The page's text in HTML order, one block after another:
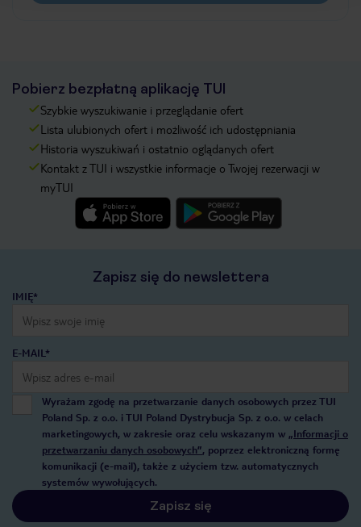
Pobierz bezpłatną aplikację TUI
Szybkie wyszukiwanie i przeglądanie ofert
Lista ulubionych ofert i możliwość ich udostępniania
Historia wyszukiwań i ostatnio oglądanych ofert
Kontakt z TUI i wszystkie informacje o Twojej rezerwacji w
myTUI
Zapisz się do newslettera
IMIĘ*
E-MAIL*
Wyrażam zgodę na przetwarzanie danych osobowych przez TUI
Poland Sp. z o.o. i TUI Poland Dystrybucja Sp. z o.o. w celach
marketingowych, w zakresie oraz celu wskazanym w „Informacji o
przetwarzaniu danych osobowych”, poprzez elektroniczną formę
komunikacji (e-mail), także z użyciem tzw. automatycznych
systemów wywołujących.
Zapisz się